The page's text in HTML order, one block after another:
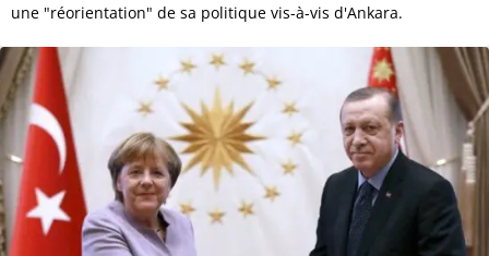
une "réorientation" de sa politique vis-à-vis d'Ankara.